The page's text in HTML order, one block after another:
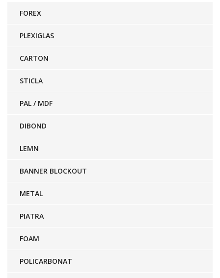
FOREX
PLEXIGLAS
CARTON
STICLA
PAL / MDF
DIBOND
LEMN
BANNER BLOCKOUT
METAL
PIATRA
FOAM
POLICARBONAT